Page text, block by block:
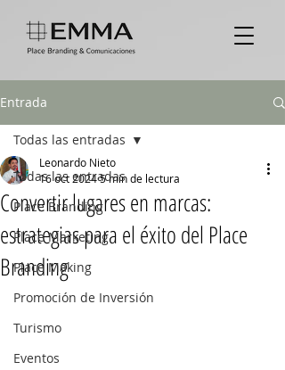
Entrada
Todas las entradas
Place Branding
Place Marketing
Place Making
Promoción de Inversión
Turismo
Eventos
Todas las entradas
Convertir lugares en marcas:
estrategias para el éxito del Place
Branding
Leonardo Nieto
16 oct 20245 min de lectura